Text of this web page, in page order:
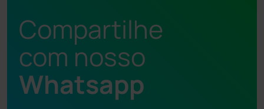
Compartilhe
com nosso
Whatsapp